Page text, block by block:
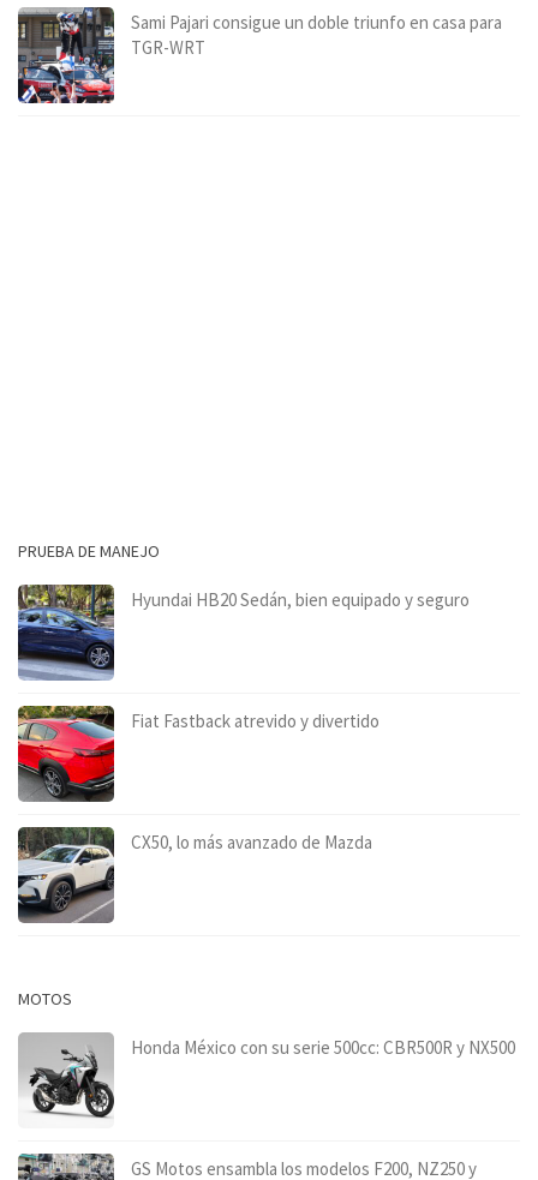
Sami Pajari consigue un doble triunfo en casa para
TGR-WRT
PRUEBA DE MANEJO
Hyundai HB20 Sedán, bien equipado y seguro
Fiat Fastback atrevido y divertido
CX50, lo más avanzado de Mazda
MOTOS
Honda México con su serie 500cc: CBR500R y NX500
GS Motos ensambla los modelos F200, NZ250 y